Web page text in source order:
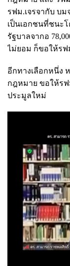
รฟม.เจรจากับ บม
เป็นเอกชนที่ชนะ
รัฐบาลจากอ
ไม่ยอม ก็ขอให้ร
อีกทางเลือกหนึ่ง
กฎหมาย ขอให้รฟ
ประมูลใหม่